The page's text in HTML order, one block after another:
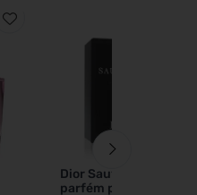
Dior Sauvage Parfum
parfém pro muže 200